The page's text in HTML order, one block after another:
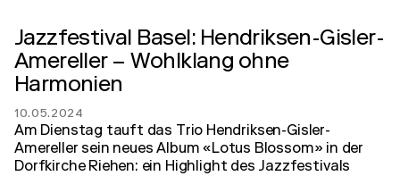
Jazzfestival Basel: Hendriksen-Gisler-
Amereller – Wohlklang ohne
Harmonien
10.05.2024
Am Dienstag tauft das Trio Hendriksen-Gisler-
Amereller sein neues Album «Lotus Blossom» in der
Dorfkirche Riehen: ein Highlight des Jazzfestivals